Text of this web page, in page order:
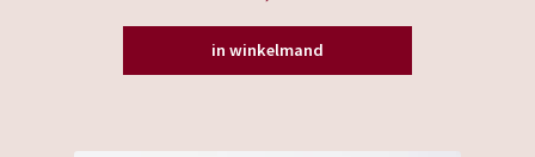
in winkelmand